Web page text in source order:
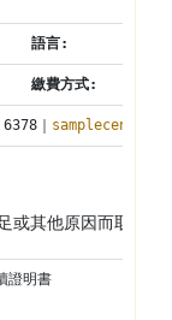
語言:
繳費方式:
｜
或其他原因而取消
證明書